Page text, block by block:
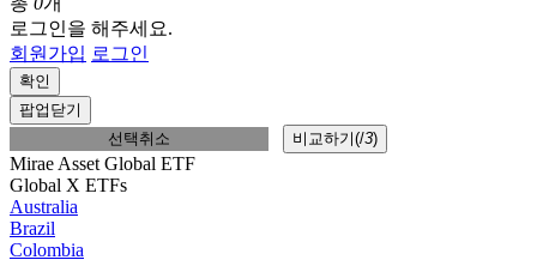
로그인을 해주세요.
회원가입 로그인
확인
팝업닫기
선택취소
비교하기(/3)
Mirae Asset Global ETF
Global X ETFs
Australia
Brazil
Colombia